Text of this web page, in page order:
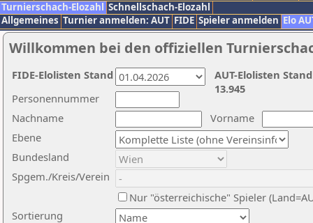
Turnierschach-Elozahl Schnellschach-Elozahl
Allgemeines Turnier anmelden: AUT FIDE Spieler anmelden Elo
Willkommen bei den offiziellen
Nachname
Vorname
Ebene
Sortierung
Personennummer
Bundesland
Spgem./Kreis/Verein
Nur "österreichische" Spieler
AUT-Elolisten
13.945
FIDE-Elolisten Stand